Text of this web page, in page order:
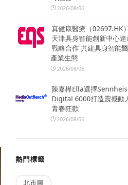
2026/08/06
真健康醫療（02697.HK
天津具身智能創新中心
戰略合作 共建具身智能
產業生態
2026/08/06
陳嘉樺Ella選擇
Digital 6000打造震撼動
青春狂歡
2026/08/06
熱門標籤
北市圖